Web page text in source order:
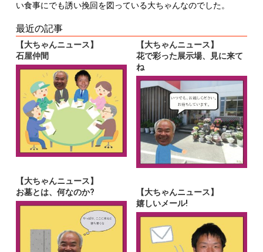
い食事にでも誘い挽回を図っている大ちゃんなのでした。
最近の記事
【大ちゃんニュース】
石屋仲間
【大ちゃんニュース】
花で彩った展示場、見に来て
ね
【大ちゃんニュース】
お墓とは、何なのか?
【大ちゃんニュース】
嬉しいメール!